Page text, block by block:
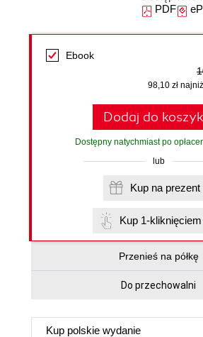
PDF
Ebook
98,10 zł
Dodaj do
Dostępny natychmiast po
lub
Kup na prezent
Kup 1-kliknięciem
Przenieś na półkę
Do przechowalni
Kup polskie wydanie